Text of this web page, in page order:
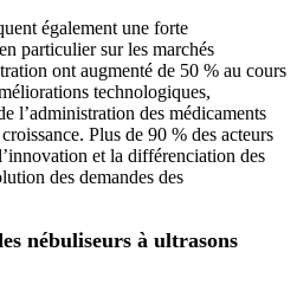
également une forte
particulier sur les marchés
ont augmenté de 50 % au cours
technologiques,
l’administration des médicaments
Plus de 90 % des acteurs
et la différenciation des
des demandes des
nébuliseurs à ultrasons